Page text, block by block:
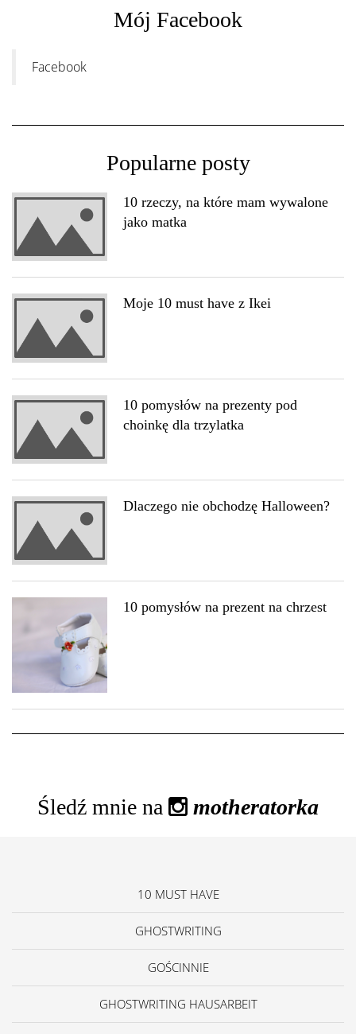
Mój Facebook
Facebook
Popularne posty
10 rzeczy, na które mam wywalone
jako matka
Moje 10 must have z Ikei
10 pomysłów na prezenty pod
choinkę dla trzylatka
Dlaczego nie obchodzę Halloween?
10 pomysłów na prezent na chrzest
Śledź mnie na motheratorka
10 MUST HAVE
GHOSTWRITING
GOŚCINNIE
GHOSTWRITING HAUSARBEIT